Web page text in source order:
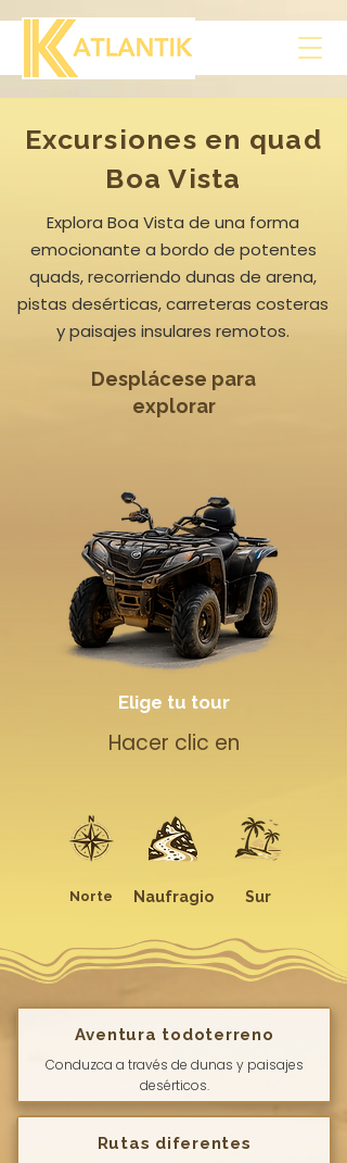
Excursiones en quad
Boa Vista
Explora Boa Vista de una forma
emocionante a bordo de potentes
quads, recorriendo dunas de arena,
pistas desérticas, carreteras costeras
y paisajes insulares remotos.
Desplácese para
explorar
Elige tu tour
Hacer clic en
Norte Naufragio Sur
Aventura todoterreno
Conduzca a través de dunas y paisajes
desérticos.
Rutas diferentes